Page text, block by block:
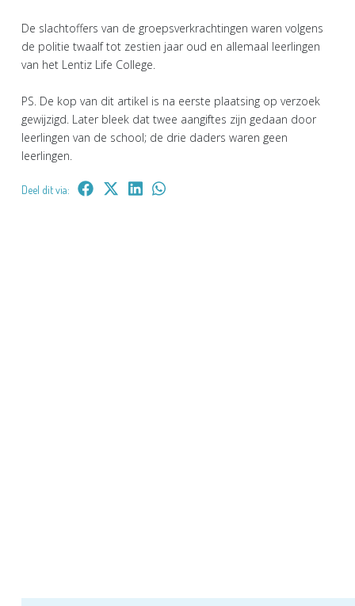
De slachtoffers van de groepsverkrachtingen waren volgens
de politie twaalf tot zestien jaar oud en allemaal leerlingen
van het Lentiz Life College.
PS. De kop van dit artikel is na eerste plaatsing op verzoek
gewijzigd. Later bleek dat twee aangiftes zijn gedaan door
leerlingen van de school; de drie daders waren geen
leerlingen.
Deel dit via: